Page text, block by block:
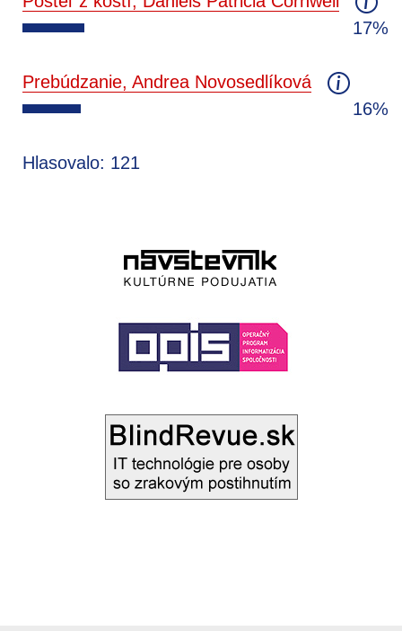
17%
Prebúdzanie, Andrea Novosedlíková
16%
Hlasovalo: 121